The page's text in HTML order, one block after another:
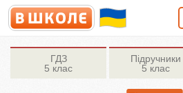
ГДЗ
5 клас
Підручники
5 клас